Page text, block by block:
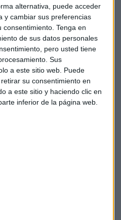
alternativa, puede acceder
y cambiar sus preferencias
Tenga en
de sus datos personales
pero usted tiene
Sus
a este sitio web. Puede
su consentimiento en
a este sitio y haciendo clic en
inferior de la página web.
de la automovilística podría
para analizar la situación,
Mientras,BWM y Daimler
en los que aseguran
por las autoridades de